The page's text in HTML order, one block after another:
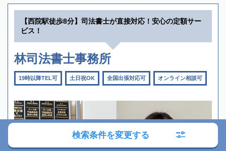
【西院駅徒歩8分】司法書士が直接対応！安心の定額サー
ビス！
林司法書士事務所
19時以降TEL可 土日祝OK 全国出張対応可 オンライン相談可
検索条件を変更する